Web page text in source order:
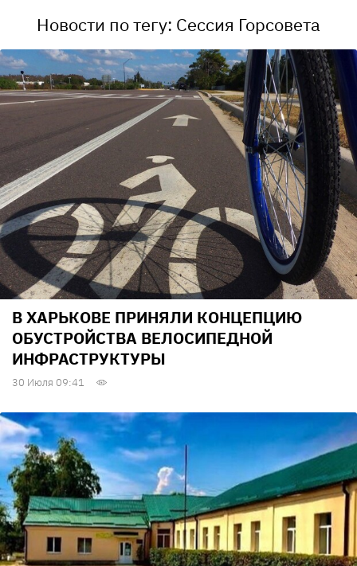
Новости по тегу: Сессия Горсовета
В ХАРЬКОВЕ ПРИНЯЛИ КОНЦЕПЦИЮ
ОБУСТРОЙСТВА ВЕЛОСИПЕДНОЙ
ИНФРАСТРУКТУРЫ
30 Июля 09:41